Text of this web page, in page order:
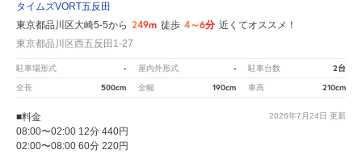
タイムズVORT五反田
東京都品川区大崎5-5から 249m 徒歩 4～6分 近くてオススメ！
東京都品川区西五反田1-27
駐車場形式 - 屋内外形式 - 駐車台数 2台
全長 500cm 全幅 190cm 車高 210cm
2026年7月24日 更新
■料金
08:00〜02:00 12分 440円
02:00〜08:00 60分 220円